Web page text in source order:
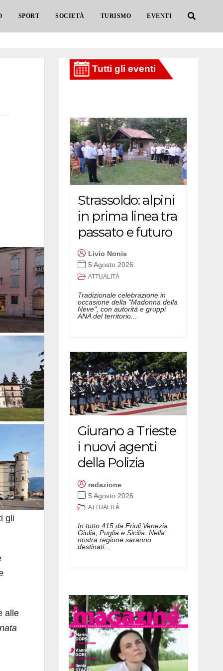
SPORT SOCIETÀ TURISMO EVENTI
gli
alle
Strassoldo: alpini
in prima linea tra
passato e futuro
Livio Nonis
5 Agosto 2026
ATTUALITÀ
Tradizionale celebrazione in
occasione della "Madonna della
Neve", con autorità e gruppi
ANA del territorio...
Giurano a Trieste
i nuovi agenti
della Polizia
redazione
5 Agosto 2026
ATTUALITÀ
In tutto 415 da Friuli Venezia
Giulia, Puglia e Sicilia. Nella
nostra regione saranno
destinati...